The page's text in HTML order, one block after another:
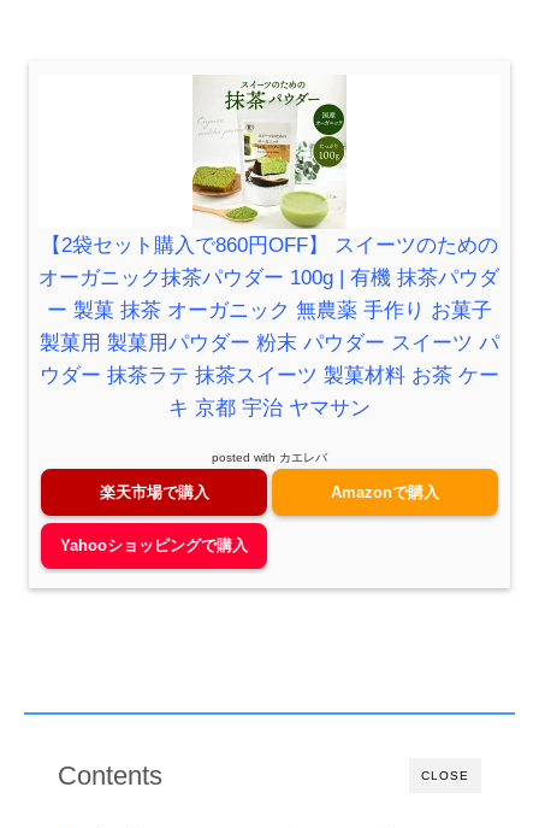
【2袋セット購入で860円OFF】 スイーツのための
オーガニック抹茶パウダー 100g | 有機 抹茶パウダ
ー 製菓 抹茶 オーガニック 無農薬 手作り お菓子
製菓用 製菓用パウダー 粉末 パウダー スイーツ パ
ウダー 抹茶ラテ 抹茶スイーツ 製菓材料 お茶 ケー
キ 京都 宇治 ヤマサン
posted with カエレバ
楽天市場で購入 Amazonで購入
Yahooショッピングで購入
CLOSE
Contents